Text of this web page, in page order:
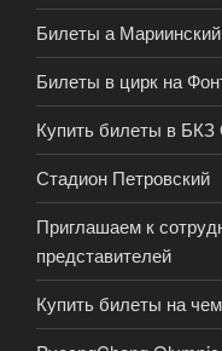
Билеты а Мариинский
Билеты в цирк на
Купить билеты в БКЗ
Стадион Петровский
Приглашаем к
представителей
Купить билеты на